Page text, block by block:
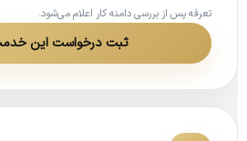
تعرفه پس از بررسی دامنه کار اعلام می‌شود.
ثبت درخواست این